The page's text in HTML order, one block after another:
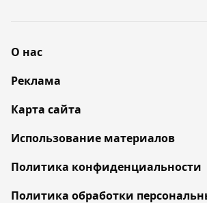
О нас
Реклама
Карта сайта
Использование материалов
Политика конфиденциальности
Политика обработки